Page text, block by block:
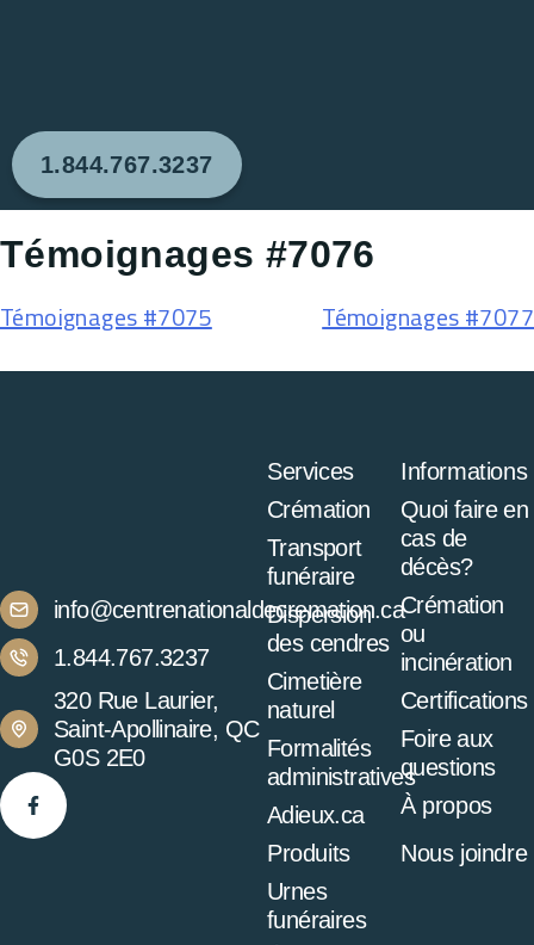
1.844.767.3237
Témoignages #7076
Témoignages #7075 Témoignages #7077
info@centrenationaldecremation.ca
1.844.767.3237
320 Rue Laurier,
Saint-Apollinaire, QC
G0S 2E0
Services
Crémation
Transport
funéraire
Dispersion
des cendres
Cimetière
naturel
Formalités
administratives
Adieux.ca
Produits
Urnes
funéraires
Informations
Quoi faire en
cas de
décès?
Crémation
ou
incinération
Certifications
Foire aux
questions
À propos
Nous joindre